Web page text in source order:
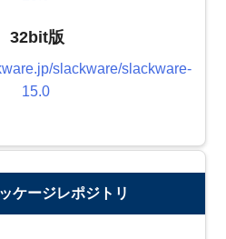
32bit版
slackware/slackware-
15.0
ケージレポジトリ